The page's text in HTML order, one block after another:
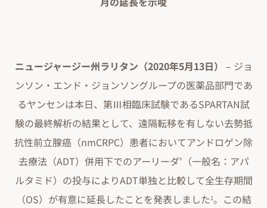
ニュージャージー州ラリタン（2020年5月13日） – ジョ
ンソン・エンド・ジョンソングループの医薬品部門であ
るヤンセンは本日、第Ⅲ相臨床試験であるSPARTAN試
験の最終解析の結果として、遠隔転移を有しない去勢抵
抗性前立腺癌（nmCRPC）患者においてアンドロゲン除
去療法（ADT）併用下でのアーリーダ®（一般名：アパ
ルタミド）の投与によりADT単独と比較して全生存期間
（OS）が有意に延長したことを発表しました1。この結